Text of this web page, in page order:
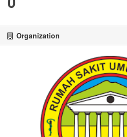
Organization